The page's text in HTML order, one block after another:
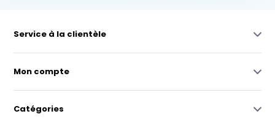
Service à la clientèle
Mon compte
Catégories